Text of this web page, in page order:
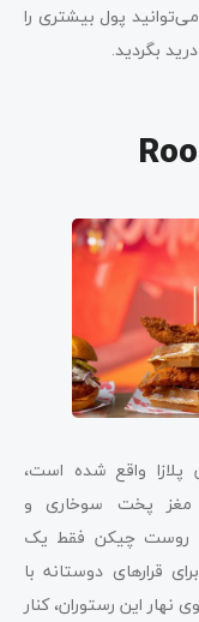
پول بیشتری را
بگردید.
واقع شده است،
مغز پخت سوخاری و
روست چیکن فقط یک
قرارهای دوستانه با
این رستوران، کنار